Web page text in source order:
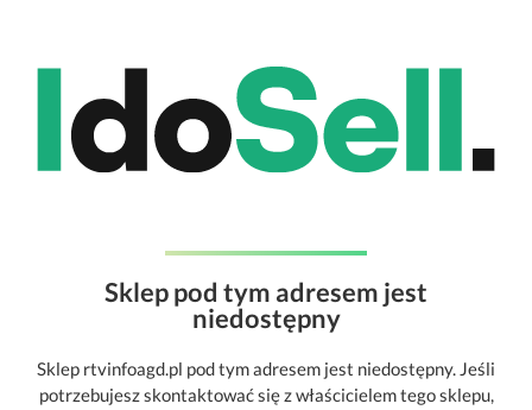
Sklep pod tym adresem jest
niedostępny
Sklep rtvinfoagd.pl pod tym adresem jest niedostępny. Jeśli
potrzebujesz skontaktować się z właścicielem tego sklepu,